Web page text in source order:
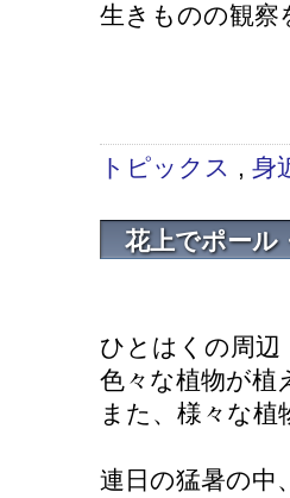
生きものの観察
トピックス , 身
花上でポール
ひとはくの周辺
色々な植物が植
また、様々な
連日の猛暑の中